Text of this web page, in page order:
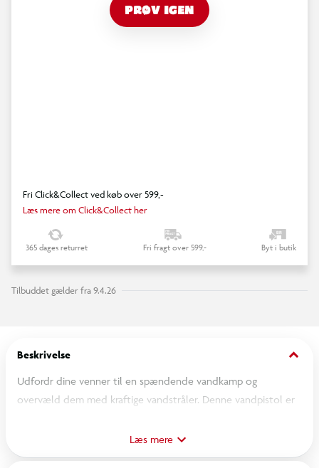
PRØV IGEN
Fri Click&Collect ved køb over 599,-
Læs mere om Click&Collect her
365 dages returret Fri fragt over 599,- Byt i butik
Tilbuddet gælder fra 9.4.26
Beskrivelse keyboard_arrow_down
Udfordr dine venner til en spændende vandkamp og
overvæld dem med kraftige vandstråler. Denne vandpistol er
imponerende vandstråler. Masser af sjove timers leg.
Læs mere